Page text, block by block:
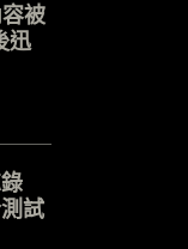
被
迅
錄
試